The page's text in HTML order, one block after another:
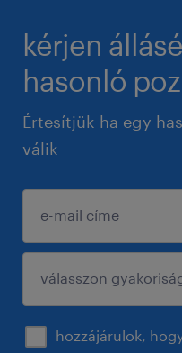
kérjen
hasonló
Értesítjük ha egy
válik
hozzájárulok,